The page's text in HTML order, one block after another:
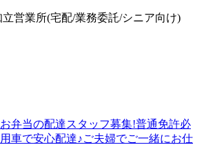
営業所(宅配/業務委託/シニア向け)
弁当の配達スタッフ募集!普通免許必
車で安心配達♪ご夫婦でご一緒にお仕